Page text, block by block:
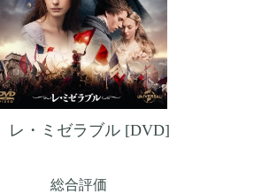
レ・ミゼラブル [DVD]
総合評価